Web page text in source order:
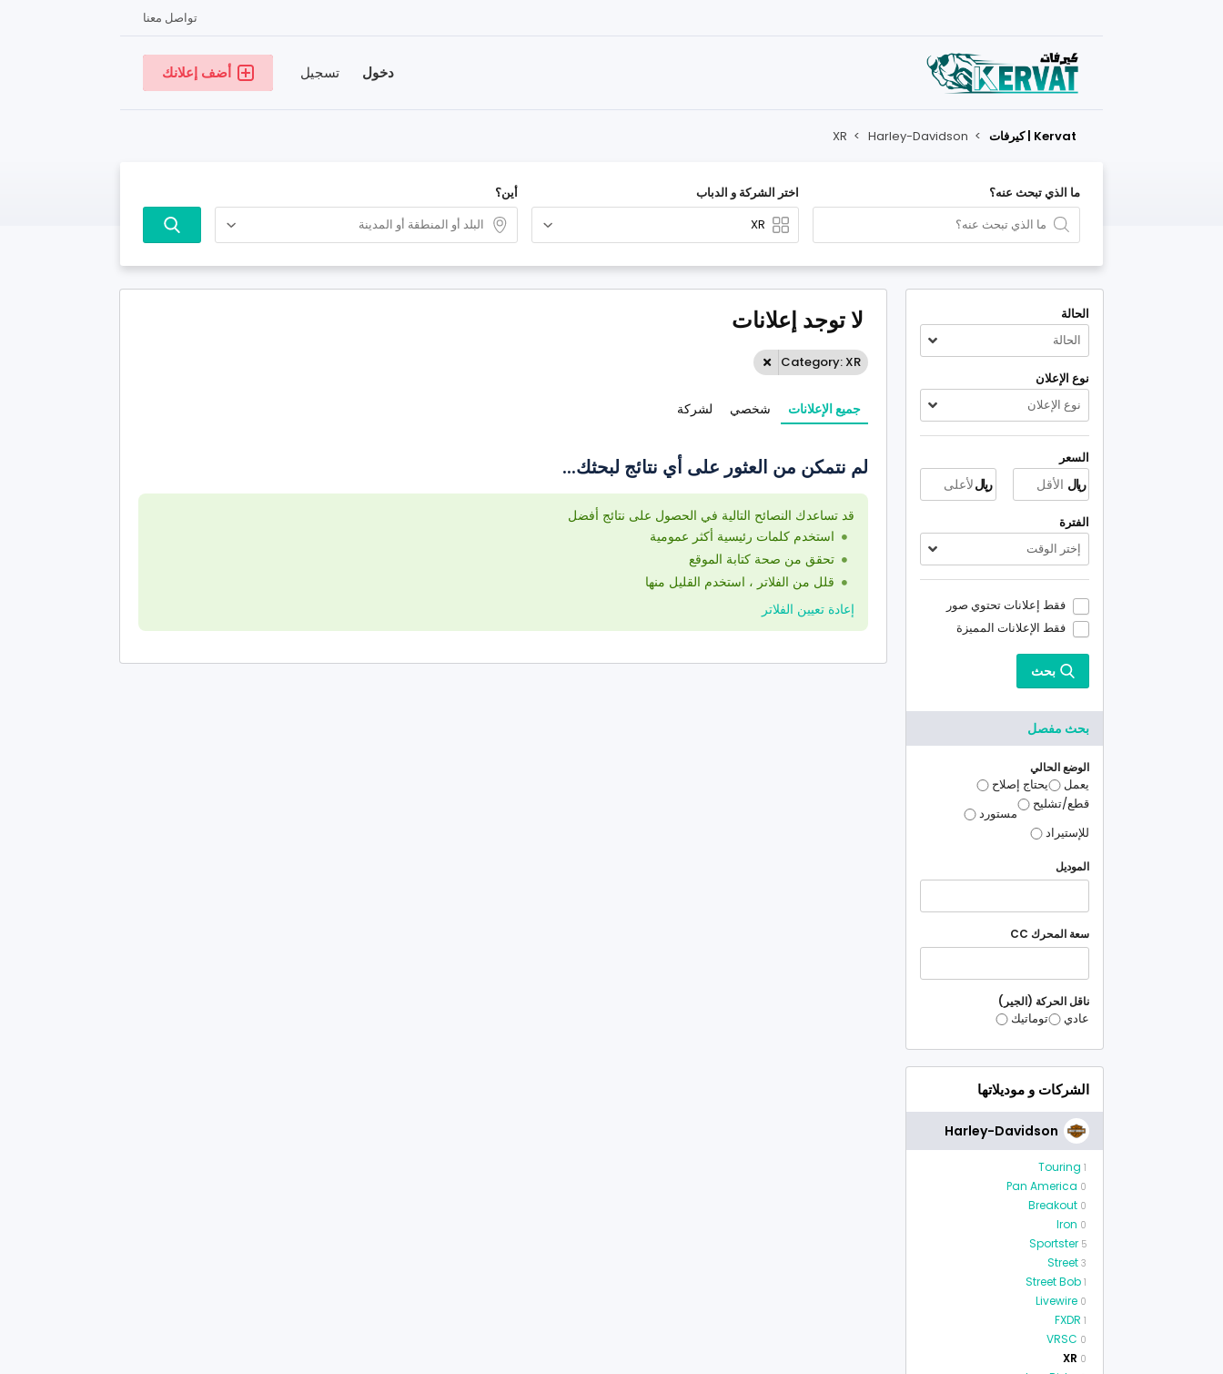
تواصل معنا
أضف إعلانك تسجيل دخول
Kervat | كيرفات >
Harley-Davidson
>
XR
ما الذي تبحث عنه؟ اختر الشركة و الدباب أين؟
الحالة
الحالة
نوع الإعلان
نوع الإعلان
السعر
ريال ريال
الفترة
إختر الوقت
فقط إعلانات تحتوي صور
فقط الإعلانات المميزة
بحث مفصل
الوضع الحالي
يعمل
يحتاج إصلاح
قطع/تشليح
مستورد
للإستيراد
الموديل
سعة المحرك CC
ناقل الحركة (الجير)
عادي توماتيك
بحث
الشركات و موديلاتها
Harley-Davidson
Touring 1
Pan America 0
Breakout 0
Iron 0
Sportster 5
Street 3
Street Bob 1
Livewire 0
FXDR 1
VRSC 0
XR 0
لا توجد إعلانات
Category: XR
جميع الإعلانات شخصي لشركة
لم نتمكن من العثور على أي نتائج لبحثك...
قد تساعدك النصائح التالية في الحصول على نتائج أفضل
استخدم كلمات رئيسية أكثر عمومية
تحقق من صحة كتابة الموقع
قلل من الفلاتر ، استخدم القليل منها
إعادة تعيين الفلاتر